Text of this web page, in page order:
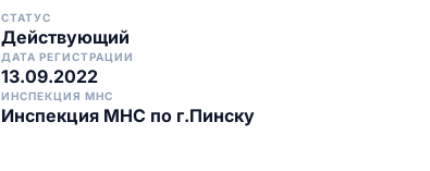
СТАТУС
Действующий
ДАТА РЕГИСТРАЦИИ
13.09.2022
ИНСПЕКЦИЯ МНС
Инспекция МНС по г.Пинску